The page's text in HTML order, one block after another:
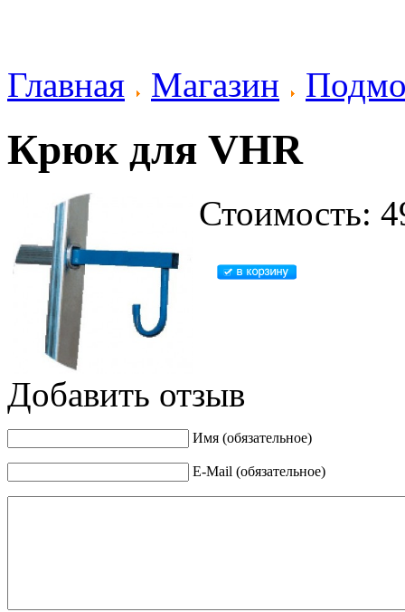
Главная Магазин
Крюк для VHR
Стоимость:
Добавить отзыв
Имя (обязательное)
E-Mail (обязательное)